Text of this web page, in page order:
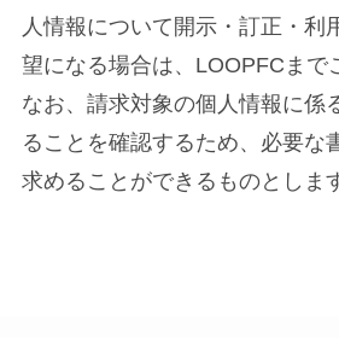
人情報について開示・訂正・利
望になる場合は、LOOPFCまで
なお、請求対象の個人情報に係
ることを確認するため、必要な
求めることができるものとしま